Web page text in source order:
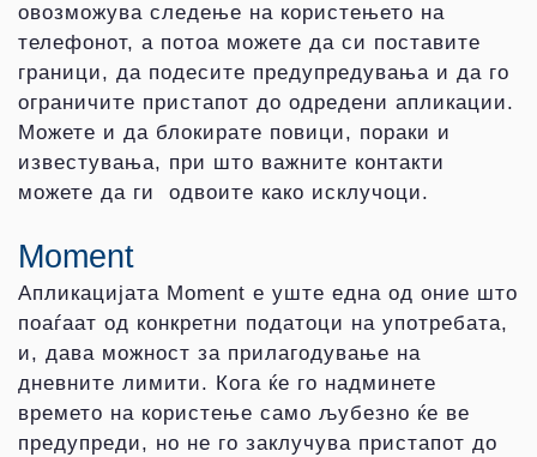
овозможува следење на користењето на
телефонот, а потоа можете да си поставите
граници, да подесите предупредувања и да го
ограничите пристапот до одредени апликации.
Можете и да блокирате повици, пораки и
известувања, при што важните контакти
можете да ги одвоите како исклучоци.
Moment
Апликацијата Moment е уште една од оние што
поаѓаат од конкретни податоци на употребата,
и, дава можност за прилагодување на
дневните лимити. Кога ќе го надминете
времето на користење само љубезно ќе ве
предупреди, но не го заклучува пристапот до